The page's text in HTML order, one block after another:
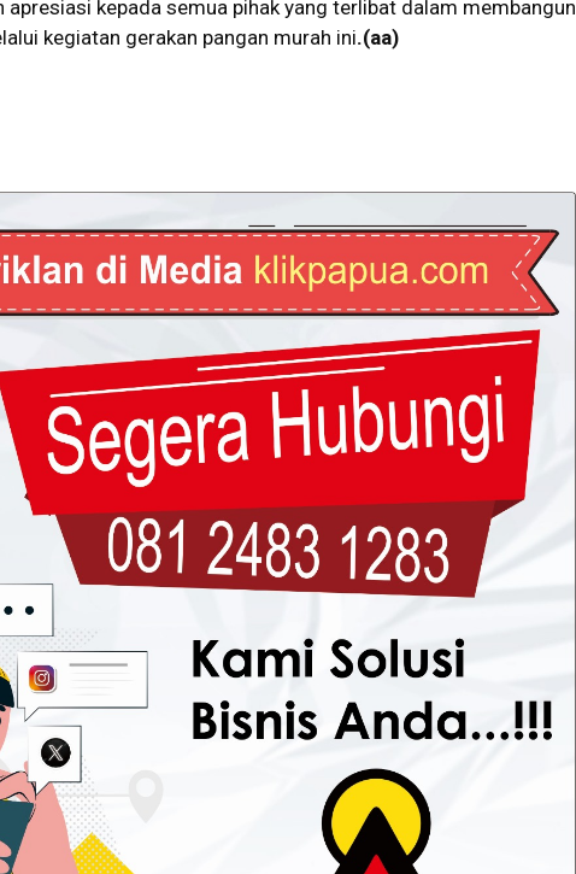
apresiasi kepada semua pihak yang terlibat dalam membangun
kegiatan gerakan pangan murah ini.(aa)